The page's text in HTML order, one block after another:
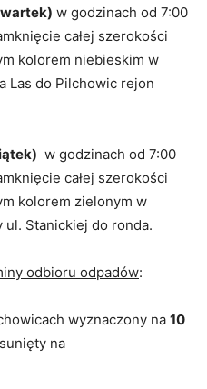
w godzinach od 7:00
całej szerokości
kolorem niebieskim w
Las do Pilchowic rejon
w godzinach od 7:00
całej szerokości
kolorem zielonym w
Stanickiej do ronda.
odbioru odpadów:
wyznaczony na 10
na